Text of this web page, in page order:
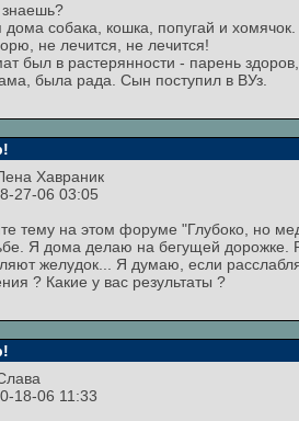
знаешь?
собака, кошка, попугай и хомячок.
не лечится, не лечится!
был в растерянности - парень
была рада. Сын поступил в ВУз.
Хавраник
27-06 03:05
тему на этом форуме "Глубоко, но
Я дома делаю на бегущей дорожке.
желудок... Я думаю, если
? Какие у вас результаты ?
18-06 11:33